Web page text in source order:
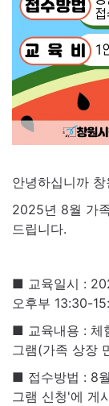
안녕하십니까
2025년 8월 가
드립니다.
■ 교육일시 :
오후부 13:30-
■ 교육내용 : 체
그램(가족 상장
■ 접수방법 : 8
그램 신청'에 게